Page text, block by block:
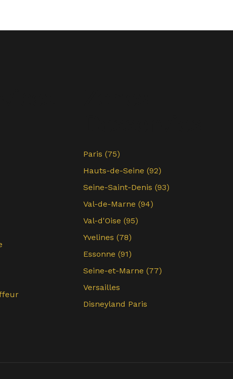
Paris (75)
Hauts-de-Seine (92)
Seine-Saint-Denis (93)
Val-de-Marne (94)
Val-d'Oise (95)
Yvelines (78)
Essonne (91)
Seine-et-Marne (77)
Versailles
Disneyland Paris